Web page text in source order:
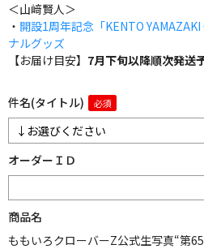
＜山﨑賢人＞
・ 開設1周年記念「KENTO
ナルグッズ
【お届け目安】 7月下旬以降順次発送
件名(タイトル)
オーダーＩＤ
商品名
ももいろクローバーZ公式生写真“第